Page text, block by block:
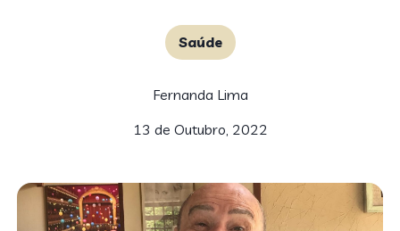
Saúde
Fernanda Lima
13 de Outubro, 2022